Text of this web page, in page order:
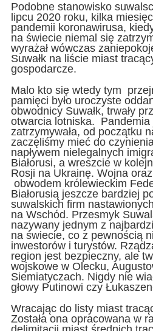
Podobne stanowisko
lipcu 2020 roku, kilka
pandemii koronawirusa,
na świecie niemal się
wyrażał wówczas
Suwałk na liście miast
gospodarcze.
Malo kto się wtedy tym
pamięci było uroczyste
obwodnicy Suwałk, trwały
otwarcia lotniska. Pandemia
zatrzymywała, od początku
zaczęliśmy mieć do
napływem nielegalnych
Białorusi, a wreszcie w
Rosji na Ukrainę. Wojna
obwodem królewieckim
Białorusią jeszcze bardziej
suwalskich firm
na Wschód. Przesmyk
nazywany jednym z
na świecie, co z pewnością
inwestorów i turystów.
region jest bezpieczny, ale
wojskowe w Olecku,
Siemiatyczach. Nigdy nie
głowy Putinowi czy
Wracając do listy miast
Została ona opracowana w